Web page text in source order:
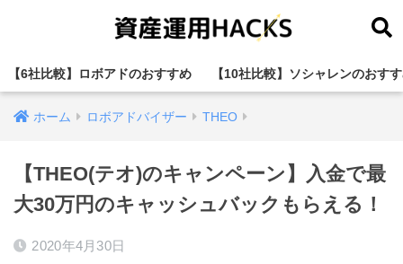
【6社比較】ロボアドのおすすめ 【10社比較】ソシャレンのおす
ホーム ロボアドバイザー THEO
【THEO(テオ)のキャンペーン】入金で最
大30万円のキャッシュバックもらえる！
2020年4月30日